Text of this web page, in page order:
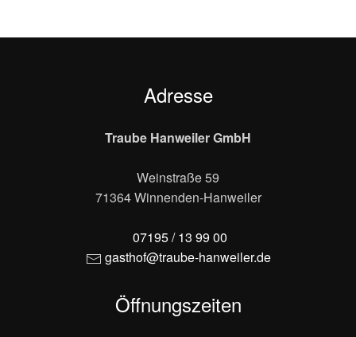
Adresse
Traube Hanweiler GmbH
Weinstraße 59
71364 Winnenden-Hanweiler
07195 / 13 99 00
gasthof@traube-hanweiler.de
Öffnungszeiten